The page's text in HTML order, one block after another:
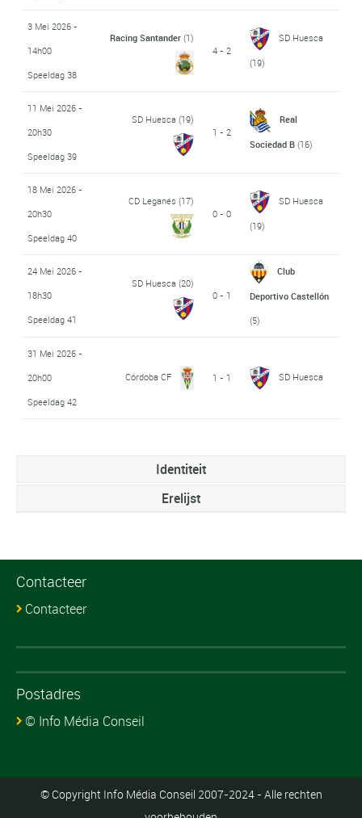
3 Mei 2026 -
14h00
Speeldag 38
Racing Santander(1)
4 - 2
SD Huesca
(19)
11 Mei 2026 -
20h30
Speeldag 39
SD Huesca (19)
1 - 2
Real
Sociedad B(16)
18 Mei 2026 -
20h30
Speeldag 40
CD Leganés (17)
0 - 0
SD Huesca
(19)
24 Mei 2026 -
18h30
Speeldag 41
SD Huesca (20)
0 - 1
Club
Deportivo Castellón
(5)
31 Mei 2026 -
20h00
Speeldag 42
Córdoba CF 1 - 1 SD Huesca
Identiteit
Erelijst
Contacteer
Contacteer
Postadres
© Info Média Conseil
© Copyright Info Média Conseil 2007-2024 - Alle rechten